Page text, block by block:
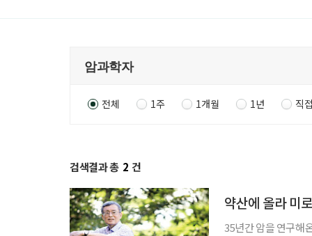
전체 1주 1개월 1년 직
검색결과 총 2 건
약산에 올라 미
35년간 암을 연구해